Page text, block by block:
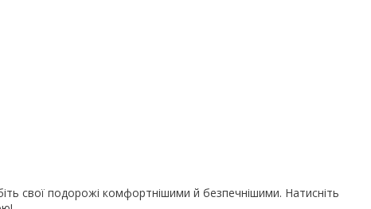
свої подорожі комфортнішими й безпечнішими. Натисніть